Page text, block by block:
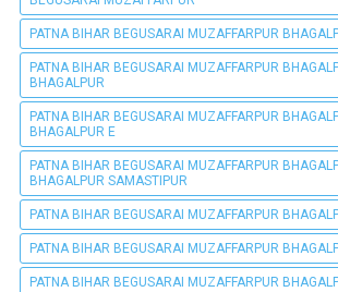
PATNA BIHAR BEGUSARAI MUZAFFARPUR
PATNA BIHAR BEGUSARAI MUZAFFARPUR
BHAGALPUR
PATNA BIHAR BEGUSARAI MUZAFFARPUR
BHAGALPUR E
PATNA BIHAR BEGUSARAI MUZAFFARPUR
BHAGALPUR SAMASTIPUR
PATNA BIHAR BEGUSARAI MUZAFFARPUR
PATNA BIHAR BEGUSARAI MUZAFFARPUR
PATNA BIHAR BEGUSARAI MUZAFFARPUR